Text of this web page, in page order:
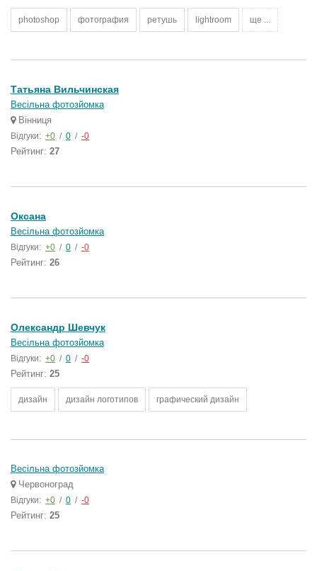
photoshop фотография ретушь lightroom ще ...
Татьяна Вильчинская
Весільна фотозйомка
Вінниця
Відгуки: +0 / 0 / -0
Рейтинг: 27
Оксана
Весільна фотозйомка
Відгуки: +0 / 0 / -0
Рейтинг: 26
Олександр Шевчук
Весільна фотозйомка
Відгуки: +0 / 0 / -0
Рейтинг: 25
дизайн дизайн логотипов графический дизайн
Весільна фотозйомка
Червоноград
Відгуки: +0 / 0 / -0
Рейтинг: 25